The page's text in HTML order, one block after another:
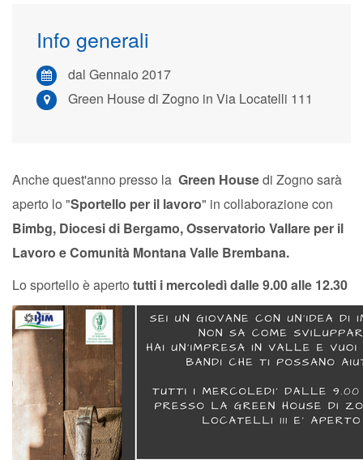
Info generali
dal Gennaio 2017
Green House di Zogno in Via Locatelli 111
Anche quest'anno presso la Green Housedi Zogno sarà
aperto lo "Sportello per il lavoro" in collaborazione con
Bimbg, Diocesi di Bergamo, Osservatorio Vallare per il
Lavoro e Comunità Montana Valle Brembana.
Lo sportello è aperto tutti i mercoledì dalle 9.00 alle 12.30